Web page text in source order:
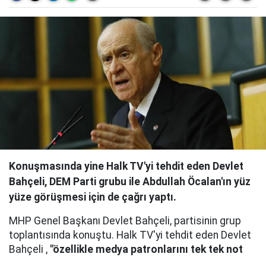
Konuşmasında yine Halk TV'yi tehdit eden Devlet
Bahçeli, DEM Parti grubu ile Abdullah Öcalan'ın yüz
yüze görüşmesi için de çağrı yaptı.
MHP Genel Başkanı Devlet Bahçeli, partisinin grup
toplantısında konuştu. Halk TV'yi tehdit eden Devlet
Bahçeli , "özellikle medya patronlarını tek tek not